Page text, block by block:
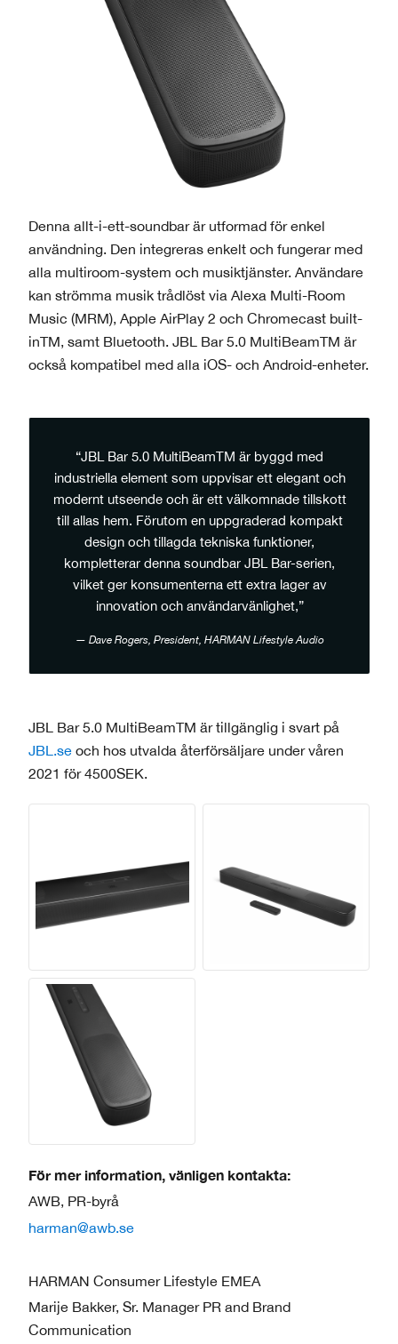
Denna allt-i-ett-soundbar är utformad för enkel
användning. Den integreras enkelt och fungerar med
alla multiroom-system och musiktjänster. Användare
kan strömma musik trådlöst via Alexa Multi-Room
Music (MRM), Apple AirPlay 2 och Chromecast built-
inTM, samt Bluetooth. JBL Bar 5.0 MultiBeamTM är
också kompatibel med alla iOS- och Android-enheter.
“JBL Bar 5.0 MultiBeamTM är byggd med
industriella element som uppvisar ett elegant och
modernt utseende och är ett välkomnade tillskott
till allas hem. Förutom en uppgraderad kompakt
design och tillagda tekniska funktioner,
kompletterar denna soundbar JBL Bar-serien,
vilket ger konsumenterna ett extra lager av
innovation och användarvänlighet,”
Dave Rogers, President, HARMAN Lifestyle Audio
JBL Bar 5.0 MultiBeamTM är tillgänglig i svart på
JBL.se och hos utvalda återförsäljare under våren
2021 för 4500SEK.
För mer information, vänligen kontakta:
AWB, PR-byrå
harman@awb.se
HARMAN Consumer Lifestyle EMEA
Marije Bakker, Sr. Manager PR and Brand
Communication